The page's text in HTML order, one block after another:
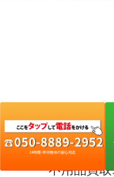
サイト名
不用品買